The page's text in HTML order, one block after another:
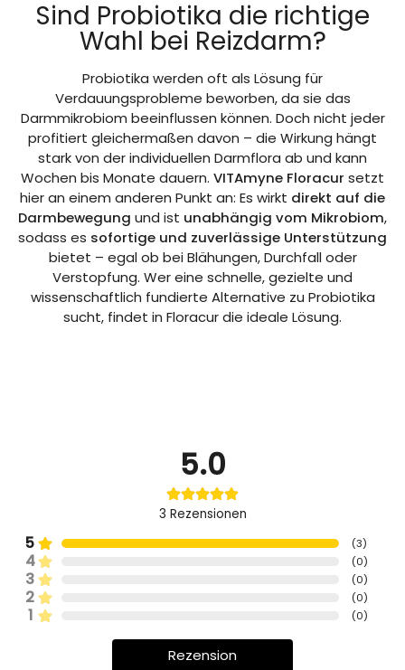
Sind Probiotika die richtige
Wahl bei Reizdarm?
Probiotika werden oft als Lösung für
Verdauungsprobleme beworben, da sie das
Darmmikrobiom beeinflussen können. Doch nicht jeder
profitiert gleichermaßen davon – die Wirkung hängt
stark von der individuellen Darmflora ab und kann
Wochen bis Monate dauern. VITAmyne Floracur setzt
hier an einem anderen Punkt an: Es wirkt direkt auf die
Darmbewegung und ist unabhängig vom Mikrobiom,
sodass es sofortige und zuverlässige Unterstützung
bietet – egal ob bei Blähungen, Durchfall oder
Verstopfung. Wer eine schnelle, gezielte und
wissenschaftlich fundierte Alternative zu Probiotika
sucht, findet in Floracur die ideale Lösung.
5.0
3 Rezensionen
5 (3)
4 (0)
3 (0)
2 (0)
1 (0)
Rezension